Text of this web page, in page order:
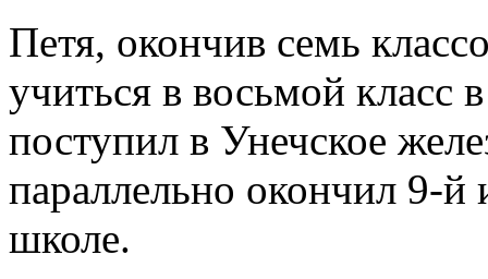
Петя, окончив семь
учиться в восьмой
поступил в Унечское
параллельно окончил 9-й
школе.